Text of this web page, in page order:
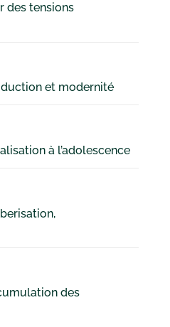
des tensions
et modernité
à l’adolescence
des